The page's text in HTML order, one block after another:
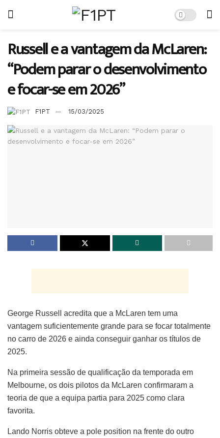
Russell e a vantagem da McLaren:
“Podem parar o desenvolvimento
e focar-se em 2026”
F1PT 15/03/2025
George Russell acredita que a McLaren tem uma
vantagem suficientemente grande para se focar totalmente
no carro de 2026 e ainda conseguir ganhar os títulos de
2025.
Na primeira sessão de qualificação da temporada em
Melbourne, os dois pilotos da McLaren confirmaram a
teoria de que a equipa partia para 2025 como clara
favorita.
Lando Norris obteve a pole position na frente do outro